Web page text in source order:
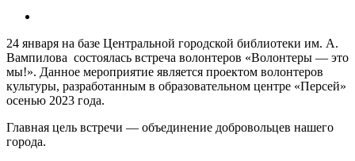
24 января на базе Центральной городской библиотеки им. А.
Вампилова состоялась встреча волонтеров «Волонтеры — это
мы!». Данное мероприятие является проектом волонтеров
культуры, разработанным в образовательном центре «Персей»
осенью 2023 года.
Главная цель встречи — объединение добровольцев нашего
города.